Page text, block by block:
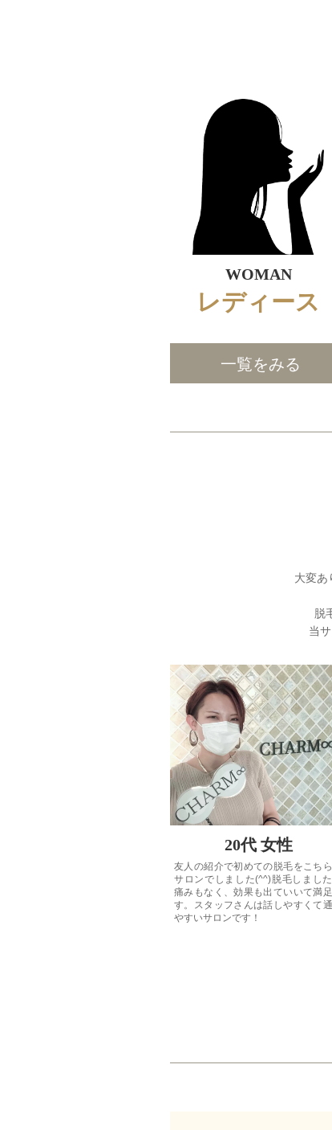
WOMAN
レディース
一覧をみる
大変あ
脱
当
20代 女性
友人の紹介で初めての脱毛をこち
サロンでしました(^^)脱毛しまし
痛みもなく、効果も出ていいて満
す。スタッフさんは話しやすくて
やすいサロンです！